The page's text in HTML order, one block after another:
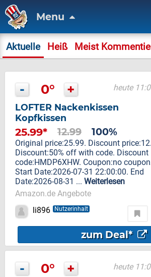
Menu
Aktuelle Heiß Meist
- 0° + heute
LOFTER Nackenkissen
Kopfkissen
25.99* 12.99 100%
Original price:25.99. Discount
Discount:50% off with code. Discount
code:HMDP6XHW. Coupon:no
Start Date:2026-07-31 22:00:00. End
Date:2026-08-31 ... Weiterlesen
Amazon.de Angebote
li896 Nutzerinhalt
zum Deal*
- 0° + heute